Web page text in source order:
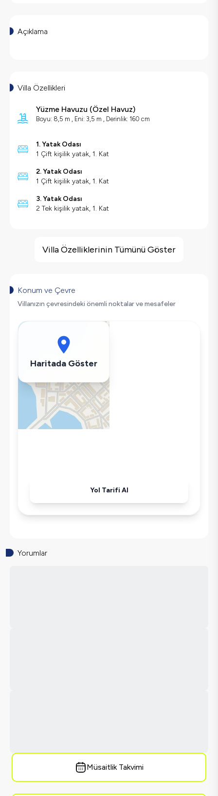
Açıklama
Villa Özellikleri
Yüzme Havuzu (Özel Havuz)
Boyu: 8,5 m , Eni: 3,5 m , Derinlik: 160 cm
1. Yatak Odası
1 Çift kişilik yatak, 1. Kat
2. Yatak Odası
1 Çift kişilik yatak, 1. Kat
3. Yatak Odası
2 Tek kişilik yatak, 1. Kat
Deniz Manzarası
Saç Kurutma Makinası
Bulaşık Makinesi
Buzdolabı
Mikrodalga
Kettle
Havuz-Bahçe Bakımı
Villa Özelliklerinin Tümünü Göster
Konum ve Çevre
Villanızın çevresindeki önemli noktalar ve mesafeler
Haritada Göster
Yol Tarifi Al
Yorumlar
Müsaitlik Takvimi